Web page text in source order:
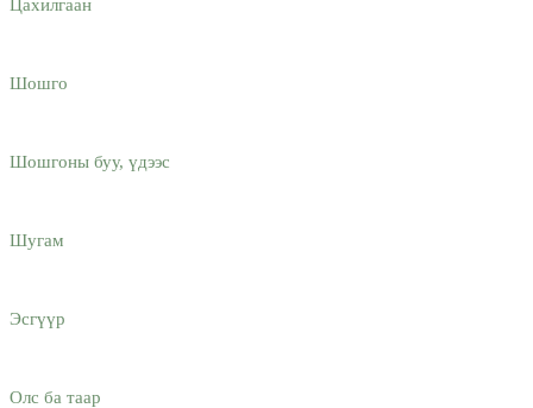
Цахилгаан
Шошго
Шошгоны буу, үдээс
Шугам
Эсгүүр
Олс ба таар